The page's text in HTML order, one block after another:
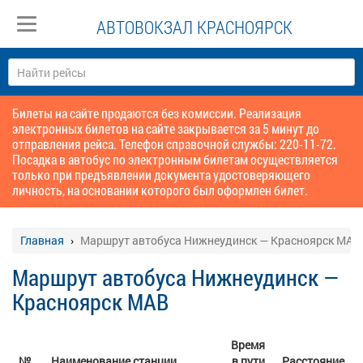
АВТОВОКЗАЛ КРАСНОЯРСК
Билеты на сайте продаются без комиссии. Реализация
электронных билетов на сайте закрывается за 5 минут до
отправления рейса. Телефон справочной службы: 220-11-72.
Посадка в автобус по электронным билетам осуществляется
только при предъявлении документа удостоверяющего
личность, на основании которого был оформлен билет.
Главная Маршрут автобуса Нижнеудинск — Красноярск МАВ
Маршрут автобуса Нижнеудинск —
Красноярск МАВ
Время